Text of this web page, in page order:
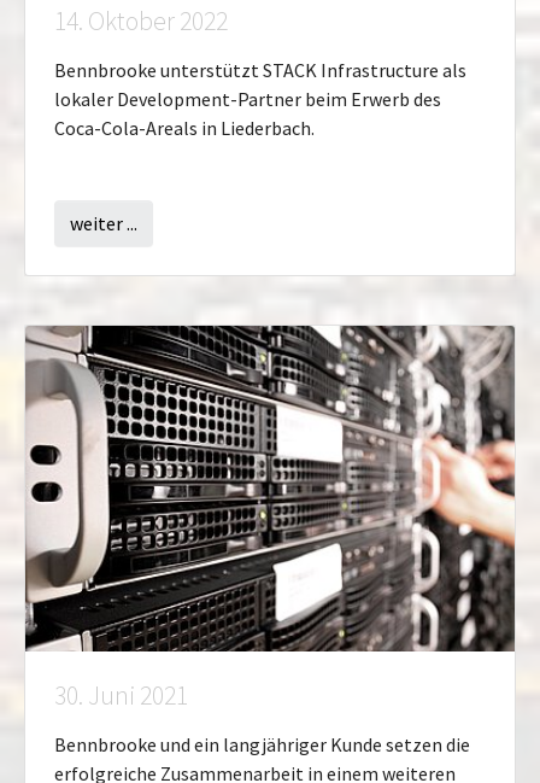
14. Oktober 2022
Bennbrooke unterstützt STACK Infrastructure als
lokaler Development-Partner beim Erwerb des
Coca-Cola-Areals in Liederbach.
weiter ...
30. Juni 2021
Bennbrooke und ein langjähriger Kunde setzen die
erfolgreiche Zusammenarbeit in einem weiteren